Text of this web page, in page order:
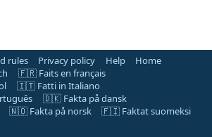
rules Privacy policy Help
Home
🇫🇷 Faits en français
🇮🇹 Fatti in Italiano
🇩🇰 Fakta på dansk
🇳🇴 Fakta på norsk
🇫🇮 Faktat suomeksi